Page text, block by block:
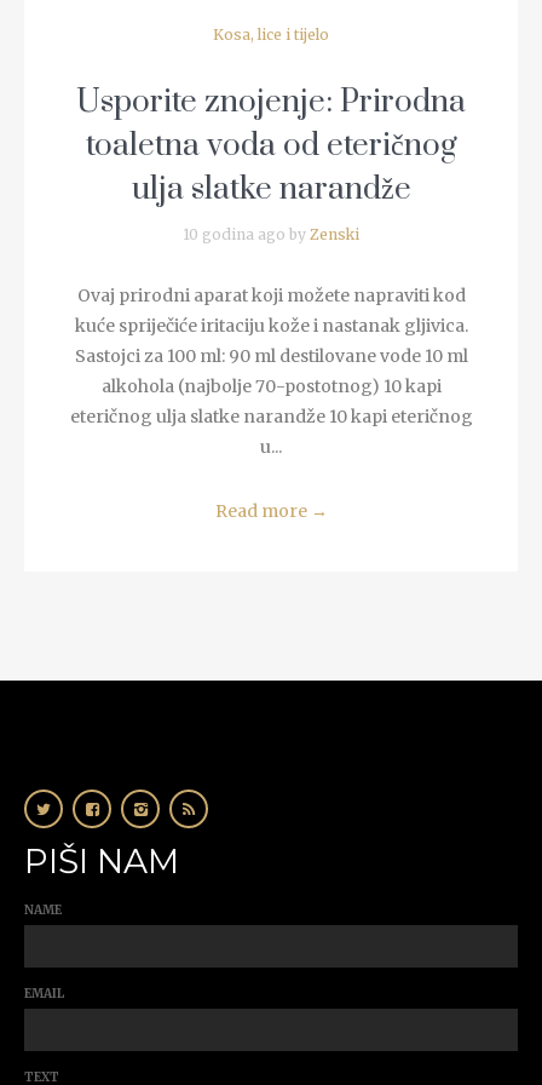
Kosa, lice i tijelo
Usporite znojenje: Prirodna
toaletna voda od eteričnog
ulja slatke narandže
10 godina ago by Zenski
Ovaj prirodni aparat koji možete napraviti kod
kuće spriječiće iritaciju kože i nastanak gljivica.
Sastojci za 100 ml: 90 ml destilovane vode 10 ml
alkohola (najbolje 70-postotnog) 10 kapi
eteričnog ulja slatke narandže 10 kapi eteričnog
u...
Read more →
PIŠI NAM
NAME
EMAIL
TEXT